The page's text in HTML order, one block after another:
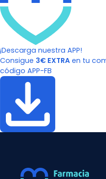
¡Descarga nuestra APP!
Consigue 3€ EXTRA en tu
código APP-FB